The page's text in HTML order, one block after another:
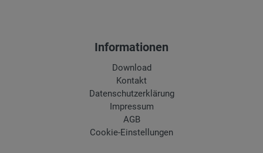
Informationen
Download
Kontakt
Datenschutzerklärung
Impressum
AGB
Cookie-Einstellungen